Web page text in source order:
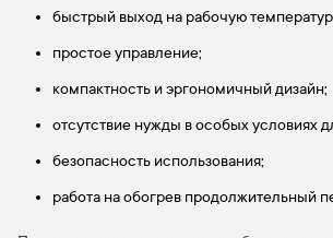
быстрый выход на рабочую
простое управление;
компактность и эргономичный дизайн;
отсутствие нужды в особых условиях
безопасность использования;
работа на обогрев продолжительный